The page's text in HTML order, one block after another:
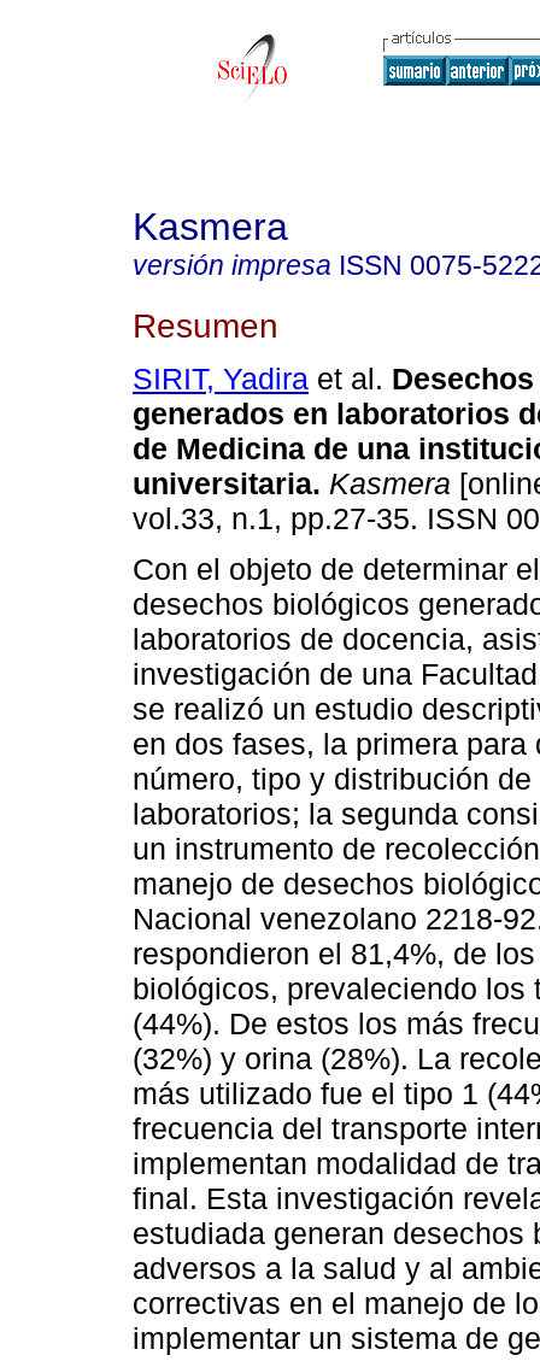
Kasmera
versión impresa ISSN 0075-
Resumen
SIRIT, Yadira et al.
generados en laboratorios
de Medicina de una
universitaria. Kasmera
vol.33, n.1, pp.27-35. ISSN
Con el objeto de determinar
desechos biológicos
laboratorios de docencia,
investigación de una
se realizó un estudio
en dos fases, la primera para
número, tipo y distribución de
laboratorios; la segunda
un instrumento de
manejo de desechos
Nacional venezolano 2218-
respondieron el 81,4%, de
biológicos, prevaleciendo
(44%). De estos los más
(32%) y orina (28%). La
más utilizado fue el tipo 1
frecuencia del transporte
implementan modalidad de
final. Esta investigación
estudiada generan
adversos a la salud y al
correctivas en el manejo de
implementar un sistema de